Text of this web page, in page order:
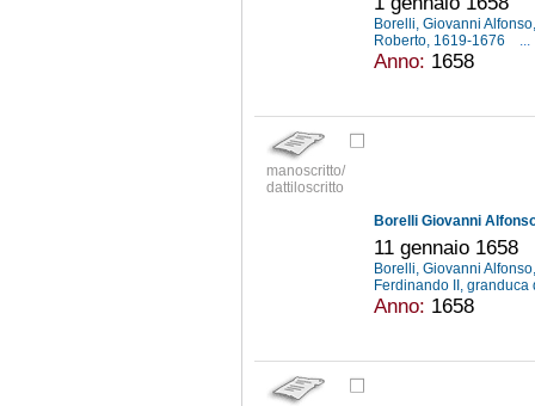
Borelli, Giovanni
Roberto, 1619-1676
...
Anno: 1658
manoscritto/
dattiloscritto
Borelli Giovanni
11 gennaio 1658
Borelli, Giovanni
Ferdinando II,
Anno: 1658